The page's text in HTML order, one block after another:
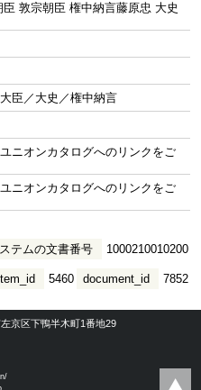
敦宗朝臣 権中納言藤原忠 大史
臣／大史／権中納言
ユニオンカタログへのリンクをご
ユニオンカタログへのリンクをご
テムの文書番号 1000210010200
document_id 7852
5460
京区下鴨半木町1番地29